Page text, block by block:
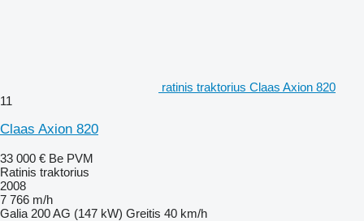
ratinis traktorius Claas Axion 820
11
Claas Axion 820
33 000 € Be PVM
Ratinis traktorius
2008
7 766 m/h
Galia 200 AG (147 kW) Greitis 40 km/h